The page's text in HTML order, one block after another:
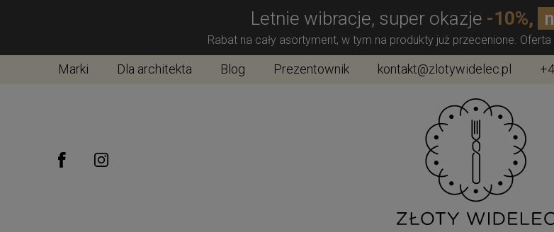
Letnie wibracje, super okazje -10%,
Rabat na cały asortyment, w tym na produkty już przecenione.
Marki Dla architekta Blog Prezentownik kontakt@zlotywidelec.pl